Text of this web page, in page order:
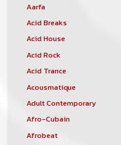
Aarfa
Acid Breaks
Acid House
Acid Rock
Acid Trance
Acousmatique
Adult Contemporary
Afro-Cubain
Afrobeat